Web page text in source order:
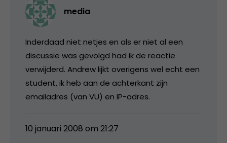
media
Inderdaad niet netjes en als er niet al een
discussie was gevolgd had ik de reactie
verwijderd. Andrew lijkt overigens wel echt een
student, ik heb aan de achterkant zijn
emailadres (van VU) en IP-adres.
10 januari 2008 om 21:27